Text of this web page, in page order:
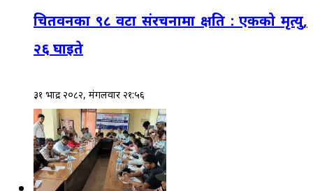
चितवनका ९८ वटा संरचनामा क्षति : एकको मृत्यु,
२६ घाइते
३१ भाद्र २०८२, मंगलवार २१:५६